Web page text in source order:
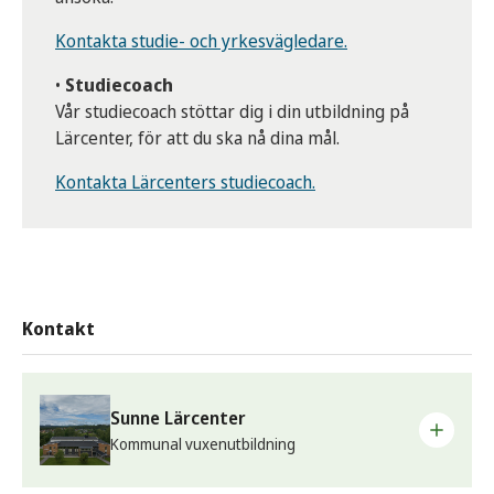
nivå 1 eller
poäng)
Kurskod: FASE1000X
Energiteknik nivå 1 (100 poäng)
Kurskod: ENER1000X
Elteknik nivå 1 (100 poäng)
Komvuxarbete (100 poäng)
Kurskod: KVAREE
Kontakta studie- och yrkesvägledare.
• Studiecoach
Vår studiecoach stöttar dig i din utbildning på
Lärcenter, för att du ska nå dina mål.
Kontakta Lärcenters studiecoach.
Kontakt
Sunne Lärcenter
Kommunal vuxenutbildning